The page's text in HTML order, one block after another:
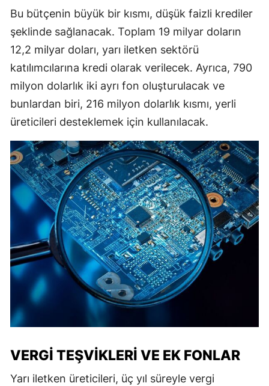
Bu bütçenin büyük bir kısmı, düşük faizli krediler
şeklinde sağlanacak. Toplam 19 milyar doların
12,2 milyar doları, yarı iletken sektörü
katılımcılarına kredi olarak verilecek. Ayrıca, 790
milyon dolarlık iki ayrı fon oluşturulacak ve
bunlardan biri, 216 milyon dolarlık kısmı, yerli
üreticileri desteklemek için kullanılacak.
VERGI TEŞVIKLERI VE EK FONLAR
Yarı iletken üreticileri, üç yıl süreyle vergi